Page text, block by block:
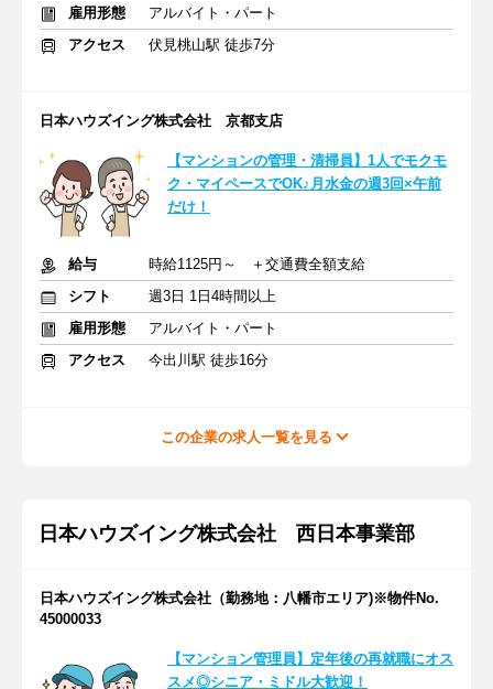
雇用形態
アルバイト・パート
アクセス
伏見桃山駅 徒歩7分
日本ハウズイング株式会社 京都支店
【マンションの管理・清掃員】1人でモクモ
ク・マイペースでOK♪月水金の週3回×午前
だけ！
給与
時給1125円～ ＋交通費全額支給
シフト
週3日 1日4時間以上
雇用形態
アルバイト・パート
アクセス
今出川駅 徒歩16分
この企業の求人一覧を見る
日本ハウズイング株式会社 西日本事業部
日本ハウズイング株式会社（勤務地：八幡市エリア)※物件No.
45000033
【マンション管理員】定年後の再就職にオス
スメ◎シニア・ミドル大歓迎！